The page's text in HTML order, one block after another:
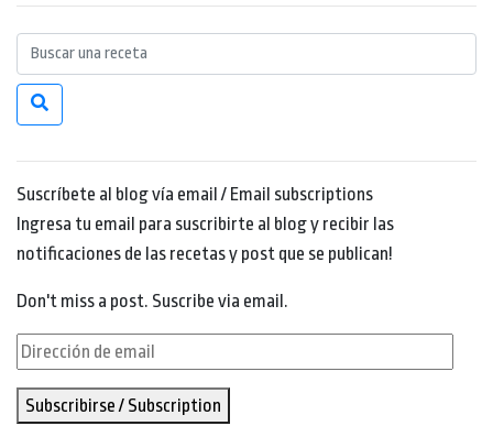
Suscríbete al blog vía email / Email subscriptions
Ingresa tu email para suscribirte al blog y recibir las
notificaciones de las recetas y post que se publican!
Don't miss a post. Suscribe via email.
Dirección
de
email
Subscribirse / Subscription